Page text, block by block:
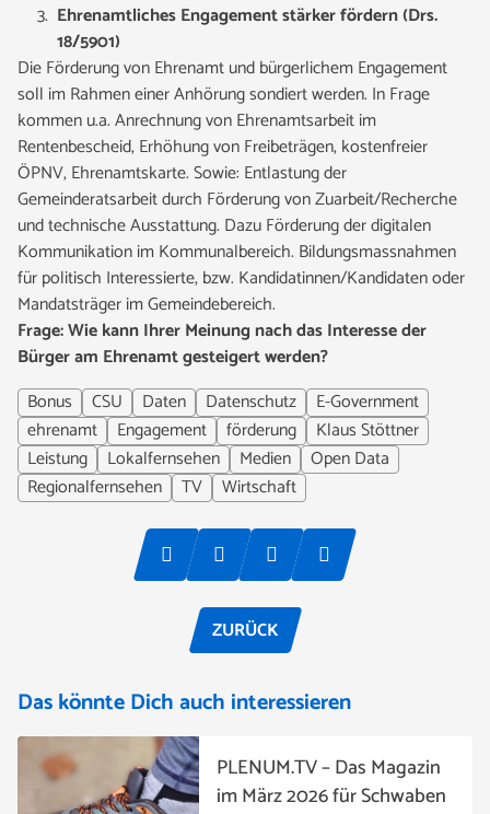
Ehrenamtliches Engagement stärker fördern (Drs.
18/5901)
Die Förderung von Ehrenamt und bürgerlichem Engagement
soll im Rahmen einer Anhörung sondiert werden. In Frage
kommen u.a. Anrechnung von Ehrenamtsarbeit im
Rentenbescheid, Erhöhung von Freibeträgen, kostenfreier
ÖPNV, Ehrenamtskarte. Sowie: Entlastung der
Gemeinderatsarbeit durch Förderung von Zuarbeit/Recherche
und technische Ausstattung. Dazu Förderung der digitalen
Kommunikation im Kommunalbereich. Bildungsmassnahmen
für politisch Interessierte, bzw. Kandidatinnen/Kandidaten oder
Mandatsträger im Gemeindebereich.
Frage: Wie kann Ihrer Meinung nach das Interesse der
Bürger am Ehrenamt gesteigert werden?
Bonus
CSU Daten Datenschutz
E-Government
ehrenamt
Engagement förderung
Klaus Stöttner
Leistung
Lokalfernsehen Medien
Open Data
Regionalfernsehen
TV Wirtschaft
ZURÜCK
Das könnte Dich auch interessieren
PLENUM.TV – Das Magazin
im März 2026 für Schwaben